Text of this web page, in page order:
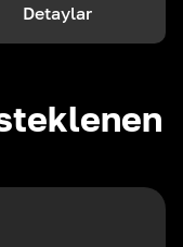
Detaylar